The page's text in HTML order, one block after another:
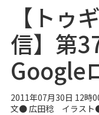
【トゥ
信】第
Google
2011年07月30日 12時
文●広田稔イラスト